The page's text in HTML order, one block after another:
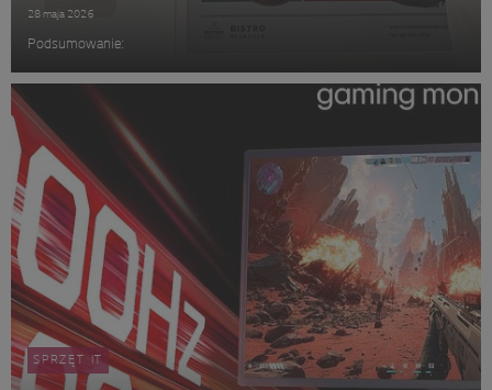
28 maja 2026
Podsumowanie:
SPRZĘT IT